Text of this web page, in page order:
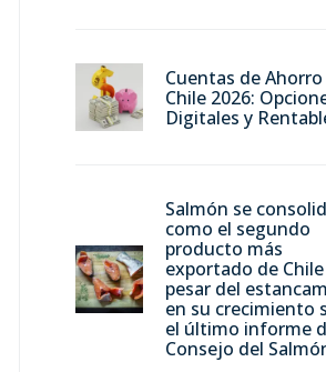
Cuentas de Ahorro
Chile 2026:
Digitales y
Salmón se
como el segundo
producto más
exportado de Chile
pesar del
en su crecimiento
el último informe
Consejo del